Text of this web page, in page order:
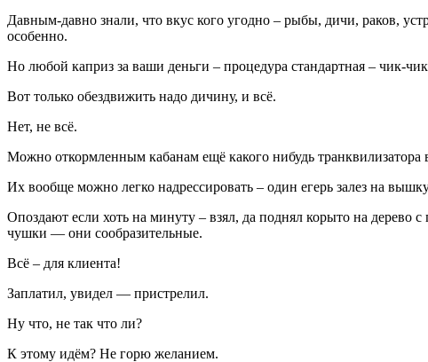
Давным-давно знали, что вкус кого угодно – рыбы, дичи, раков,
особенно.
Но любой каприз за ваши деньги – процедура стандартная – чик-
Вот только обездвижить надо дичину, и всё.
Нет, не всё.
Можно откормленным кабанам ещё какого нибудь
Их вообще можно легко надрессировать – один егерь залез на
Опоздают если хоть на минуту – взял, да поднял корыто на дерево
чушки — они сообразительные.
Всё – для клиента!
Заплатил, увидел — пристрелил.
Ну что, не так что ли?
К этому идём? Не горю желанием.